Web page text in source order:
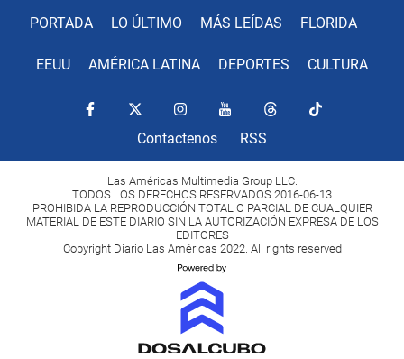
PORTADA LO ÚLTIMO MÁS LEÍDAS FLORIDA
EEUU AMÉRICA LATINA DEPORTES CULTURA
Contactenos RSS
Las Américas Multimedia Group LLC.
TODOS LOS DERECHOS RESERVADOS 2016-06-13
PROHIBIDA LA REPRODUCCIÓN TOTAL O PARCIAL DE CUALQUIER
MATERIAL DE ESTE DIARIO SIN LA AUTORIZACIÓN EXPRESA DE LOS
EDITORES
Copyright Diario Las Américas 2022. All rights reserved